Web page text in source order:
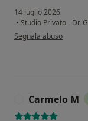
14 luglio 2026
• Studio Privato - Dr.
secondo l'opinione
Segnala abuso
Carmelo M